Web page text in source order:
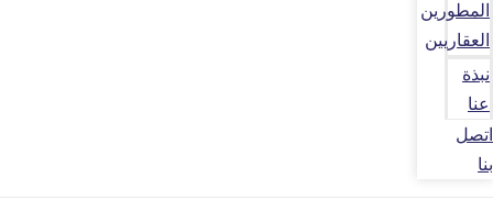
المطورين
العقاريين
نبذة
عنا
اتصل
بنا